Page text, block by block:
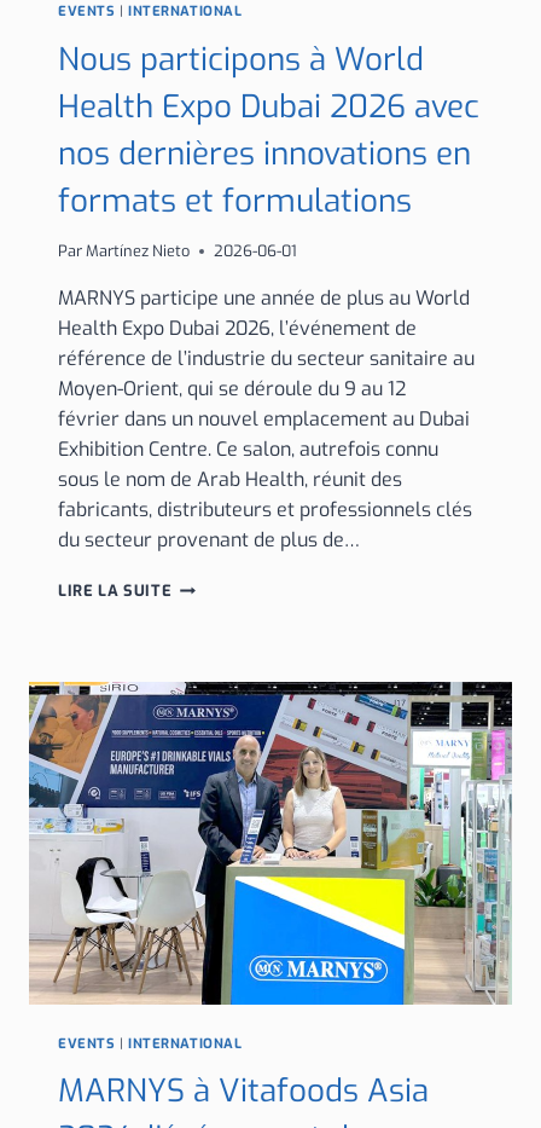
EVENTS |INTERNATIONAL
Nous participons à World
Health Expo Dubai 2026 avec
nos dernières innovations en
formats et formulations
ParMartínez Nieto 2026-06-01
MARNYS participe une année de plus au World
Health Expo Dubai 2026, l’événement de
référence de l’industrie du secteur sanitaire au
Moyen-Orient, qui se déroule du 9 au 12
février dans un nouvel emplacement au Dubai
Exhibition Centre. Ce salon, autrefois connu
sous le nom de Arab Health, réunit des
fabricants, distributeurs et professionnels clés
du secteur provenant de plus de…
LIRE LA SUITE NOUS
HEALTH
EXPO
DUBAI
2026
AVEC
NOS
DERNIÈRES
INNOVATIONS
EN
FORMATS
ET
FORMULATIONS
EVENTS |INTERNATIONAL
MARNYS à Vitafoods Asia